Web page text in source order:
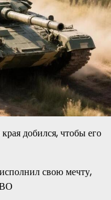
добился, чтобы его